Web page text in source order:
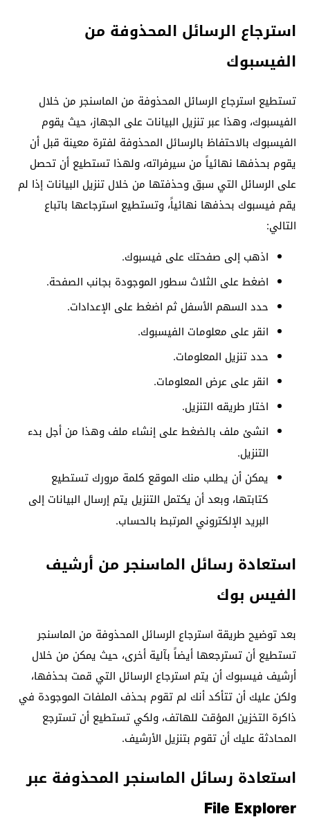
استرجاع الرسائل المحذوفة من
الفيسبوك
تستطيع استرجاع الرسائل المحذوفة من الماسنجر من خلال
الفيسبوك، وهذا عبر تنزيل البيانات على الجهاز، حيث يقوم
الفيسبوك بالاحتفاظ بالرسائل المحذوفة لفترة معينة قبل أن
يقوم بحذفها نهائياً من سيرفراته، ولهذا تستطيع أن تحصل
على الرسائل التي سبق وحذفتها من خلال تنزيل البيانات إذا لم
يقم فيسبوك بحذفها نهائياً، وتستطيع استرجاعها باتباع
التالي:
اذهب إلى صفحتك على فيسبوك.
اضغط على الثلاث سطور الموجودة بجانب الصفحة.
حدد السهم الأسفل ثم اضغط على الإعدادات.
انقر على معلومات الفيسبوك.
حدد تنزيل المعلومات.
انقر على عرض المعلومات.
اختار طريقه التنزيل.
انشئ ملف بالضغط على إنشاء ملف وهذا من أجل بدء
التنزيل.
يمكن أن يطلب منك الموقع كلمة مرورك تستطيع
كتابتها، وبعد أن يكتمل التنزيل يتم إرسال البيانات إلى
البريد الإلكتروني المرتبط بالحساب.
استعادة رسائل الماسنجر من أرشيف
الفيس بوك
بعد توضيح طريقة استرجاع الرسائل المحذوفة من الماسنجر
تستطيع أن تسترجعها أيضاً بآلية أخرى، حيث يمكن من خلال
أرشيف فيسبوك أن يتم استرجاع الرسائل التي قمت بحذفها،
ولكن عليك أن تتأكد أنك لم تقوم بحذف الملفات الموجودة في
ذاكرة التخزين المؤقت للهاتف، ولكي تستطيع أن تسترجع
المحادثة عليك أن تقوم بتنزيل الأرشيف.
استعادة رسائل الماسنجر المحذوفة عبر
File Explorer